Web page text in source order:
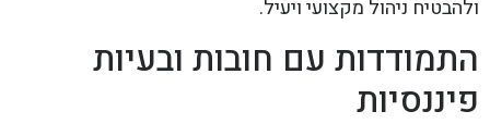
ולהבטיח ניהול מקצועי ויעיל.
התמודדות עם חובות ובעיות
פיננסיות